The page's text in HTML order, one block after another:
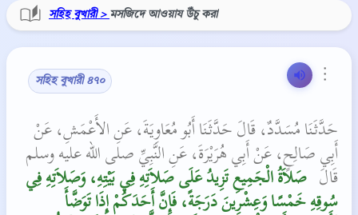
সহিহ বুখারী > মসজিদে আওয়ায উঁচু করা
⋮
সহিহ বুখারী ৪৭০
حَدَّثَنَا مُسَدَّدٌ، قَالَ حَدَّثَنَا أَبُو مُعَاوِيَةَ، عَنِ الأَعْمَشِ، عَنْ
أَبِي صَالِحٍ، عَنْ أَبِي هُرَيْرَةَ، عَنِ النَّبِيِّ صلى الله عليه وسلم
قَالَ ‏
‏ صَلاَةُ الْجَمِيعِ تَزِيدُ عَلَى صَلاَتِهِ فِي بَيْتِهِ، وَصَلاَتِهِ فِي
سُوقِهِ خَمْسًا وَعِشْرِينَ دَرَجَةً، فَإِنَّ أَحَدَكُمْ إِذَا تَوَضَّأَ